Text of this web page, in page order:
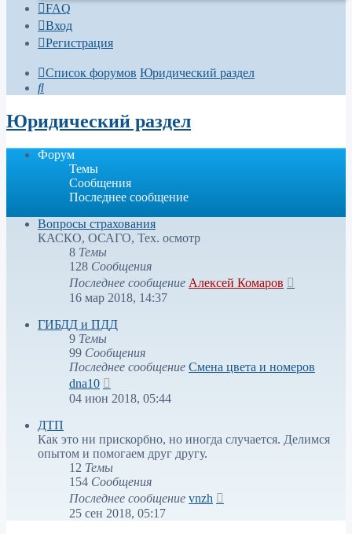
FAQ
Вход
Регистрация
Список форумов Юридический раздел
Поиск
Юридический раздел
Форум
Темы
Сообщения
Последнее сообщение
Вопросы страхования
КАСКО, ОСАГО, Тех. осмотр
8 Темы
128 Сообщения
Последнее сообщение Алексей Комаров
16 мар 2018, 14:37
ГИБДД и ПДД
9 Темы
99 Сообщения
Последнее сообщение Смена цвета и номеров
dna10
к
последнему
04 июн 2018, 05:44
ДТП
Как это ни прискорбно, но иногда случается. Делимся
опытом и помогаем друг другу.
12 Темы
154 Сообщения
Последнее сообщение vnzh
25 сен 2018, 05:17